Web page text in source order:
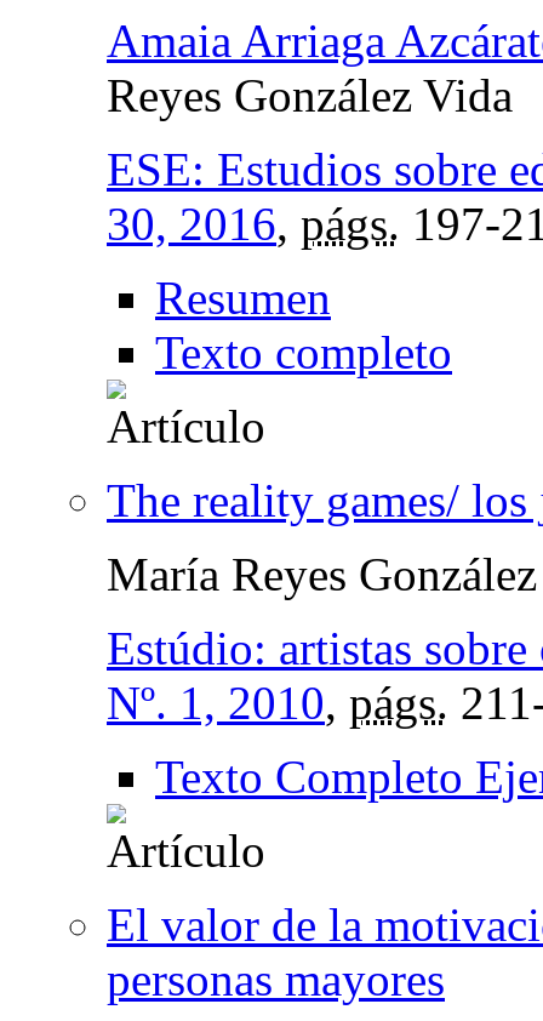
Amaia Arriaga
Reyes González Vida
ESE: Estudios sobre
30, 2016, págs. 197-
Resumen
Texto completo
The reality games/
María Reyes
Estúdio: artistas sobre
Nº. 1, 2010, págs.
Texto Completo
El valor de la
personas mayores